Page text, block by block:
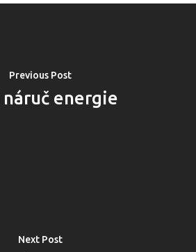
Previous Post
náruč energie
Next Post